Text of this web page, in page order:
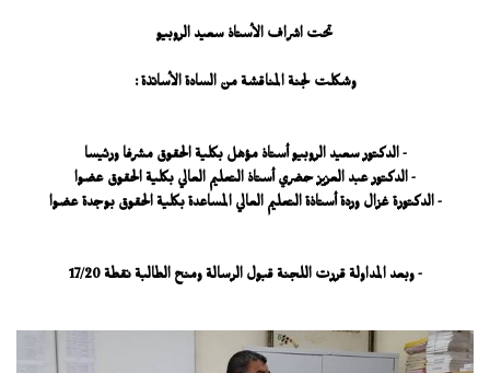
تحت اشراف الأستاذ سعيد الروبيو
وشكلت لجنة المناقشة من السادة الأساتذة :
- الدكتور سعيد الروبيو أستاذ مؤهل بكلية الحقوق مشرفا ورئيسا
- الدكتور عبد العزيز حضري أستاذ التعليم العالي بكلية الحقوق عضوا
- الدكتورة غزال وردة أستاذة التعليم العالي المساعدة بكلية الحقوق بوجدة عضوا
- وبعد المداولة قررت اللجنة قبول الرسالة ومنح الطالبة نقطة 17/20